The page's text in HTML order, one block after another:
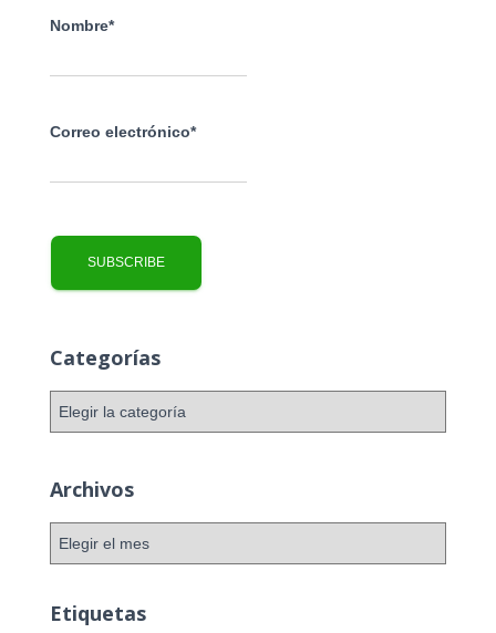
Nombre*
Correo electrónico*
Categorías
g
o
s
Archivos
h
Etiquetas